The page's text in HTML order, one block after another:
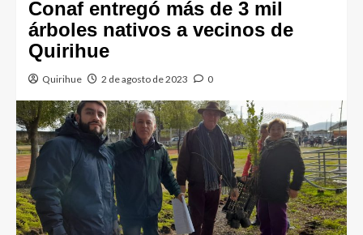
Conaf entregó más de 3 mil
árboles nativos a vecinos de
Quirihue
Quirihue 2 de agosto de 2023 0